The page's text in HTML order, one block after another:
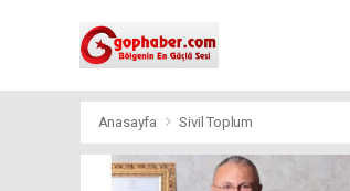
Anasayfa Sivil Toplum